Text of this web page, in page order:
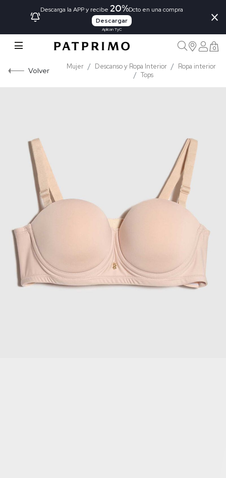
Descarga la APP y recibe 20%Dcto en una compra
Descargar
Aplican TyC
×
0
Volver Mujer Descanso y Ropa Interior
Ropa interior
Tops